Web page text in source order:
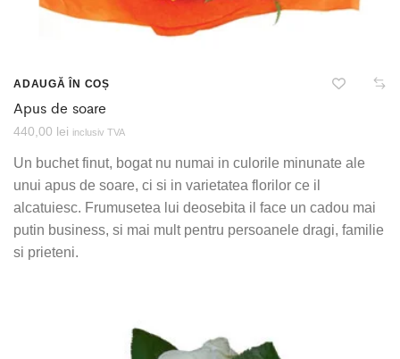
ADAUGĂ ÎN COȘ
Apus de soare
440,00 lei inclusiv TVA
Un buchet finut, bogat nu numai in culorile minunate ale
unui apus de soare, ci si in varietatea florilor ce il
alcatuiesc. Frumusetea lui deosebita il face un cadou mai
putin business, si mai mult pentru persoanele dragi, familie
si prieteni.